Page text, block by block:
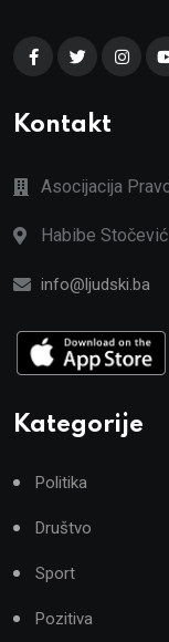
Kontakt
Asocijacija
Habibe
info@ljudski.ba
Kategorije
Politika
Društvo
Sport
Pozitiva